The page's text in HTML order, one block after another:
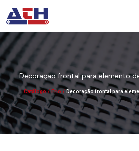
Decoração frontal para elemento
Catálogo / Frio / Decoração frontal para